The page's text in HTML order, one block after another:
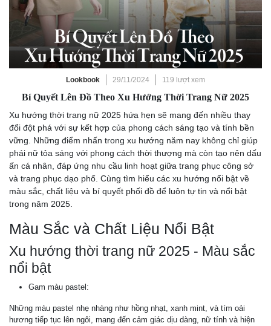
Lookbook 29/11/2024 119 lượt xem
Bí Quyết Lên Đồ Theo Xu Hướng Thời Trang Nữ 2025
Xu hướng thời trang nữ 2025 hứa hẹn sẽ mang đến nhiều thay
đổi đột phá với sự kết hợp của phong cách sáng tạo và tính bền
vững. Những điểm nhấn trong xu hướng năm nay không chỉ giúp
phái nữ tỏa sáng với phong cách thời thượng mà còn tạo nên dấu
ấn cá nhân, đáp ứng nhu cầu linh hoạt giữa trang phục công sở
và trang phục dạo phố. Cùng tìm hiểu các xu hướng nổi bật về
màu sắc, chất liệu và bí quyết phối đồ để luôn tự tin và nổi bật
trong năm 2025.
Màu Sắc và Chất Liệu Nổi Bật
Xu hướng thời trang nữ 2025 - Màu sắc
nổi bật
Gam màu pastel:
Những màu pastel nhẹ nhàng như hồng nhạt, xanh mint, và tím oải
hương tiếp tục lên ngôi, mang đến cảm giác dịu dàng, nữ tính và hiện